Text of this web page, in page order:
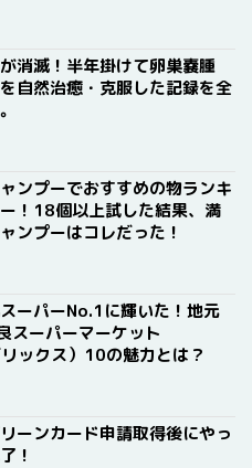
消滅！半年掛けて卵巣嚢腫
を自然治癒・克服した記録を全
ンプーでおすすめの物ランキ
！18個以上試した結果、満
ンプーはコレだった！
ーパーNo.1に輝いた！地元
スーパーマーケット
ックス）10の魅力とは？
ーンカード申請取得後にやっ
！